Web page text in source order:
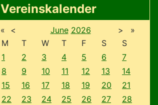
Vereinskalender
« < June 2026 >
»
M
T W T F S
S
1
2 3 4 5 6
7
8
9 10 11 12 13
14
15
16 17 18 19 20
21
22
23 24 25 26 27
28